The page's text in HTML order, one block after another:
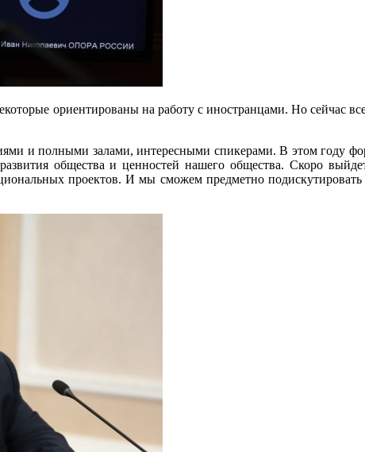
ориентированы на работу с иностранцами. Но сейчас
и полными залами, интересными спикерами. В этом году
общества и ценностей нашего общества. Скоро
проектов. И мы сможем предметно подискутировать